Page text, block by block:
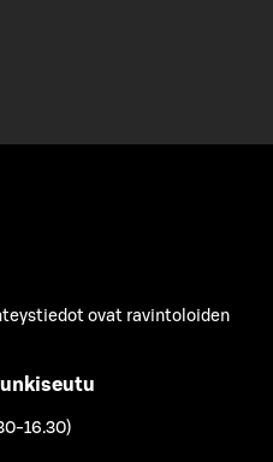
ovat ravintoloiden
16.30)